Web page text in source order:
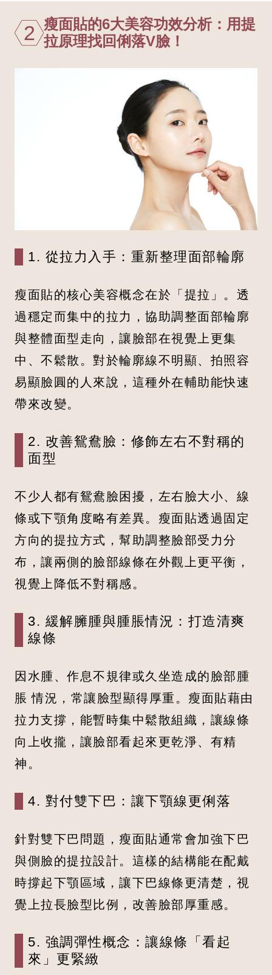
2 瘦面貼的6大美容功效分析：用提
拉原理找回俐落V臉！
1. 從拉力入手：重新整理面部輪廓
瘦面貼的核心美容概念在於「提拉」。透
過穩定而集中的拉力，協助調整面部輪廓
與整體面型走向，讓臉部在視覺上更集
中、不鬆散。對於輪廓線不明顯、拍照容
易顯臉圓的人來說，這種外在輔助能快速
帶來改變。
2. 改善鴛鴦臉：修飾左右不對稱的
面型
不少人都有鴛鴦臉困擾，左右臉大小、線
條或下顎角度略有差異。瘦面貼透過固定
方向的提拉方式，幫助調整臉部受力分
布，讓兩側的臉部線條在外觀上更平衡，
視覺上降低不對稱感。
3. 緩解臃腫與腫脹情況：打造清爽
線條
因水腫、作息不規律或久坐造成的臉部腫
脹 情況，常讓臉型顯得厚重。瘦面貼藉由
拉力支撐，能暫時集中鬆散組織，讓線條
向上收攏，讓臉部看起來更乾淨、有精
神。
4. 對付雙下巴：讓下顎線更俐落
針對雙下巴問題，瘦面貼通常會加強下巴
與側臉的提拉設計。這樣的結構能在配戴
時撐起下顎區域，讓下巴線條更清楚，視
覺上拉長臉型比例，改善臉部厚重感。
5. 強調彈性概念：讓線條「看起
來」更緊緻